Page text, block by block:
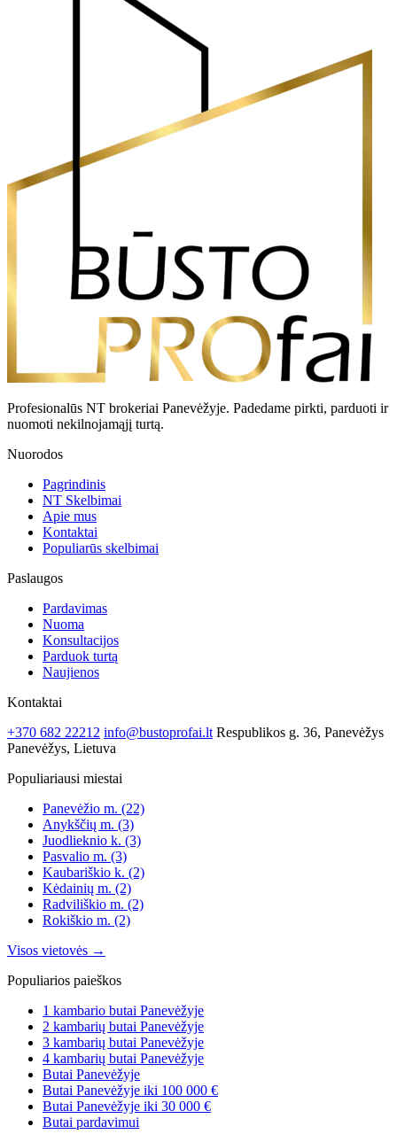
Profesionalūs NT brokeriai Panevėžyje. Padedame pirkti, parduoti ir
nuomoti nekilnojamąjį turtą.
Nuorodos
Pagrindinis
NT Skelbimai
Apie mus
Kontaktai
Populiarūs skelbimai
Paslaugos
Pardavimas
Nuoma
Konsultacijos
Parduok turtą
Naujienos
Kontaktai
+370 682 22212 info@bustoprofai.lt Respublikos g. 36, Panevėžys
Panevėžys, Lietuva
Populiariausi miestai
Panevėžio m. (22)
Anykščių m. (3)
Juodlieknio k. (3)
Pasvalio m. (3)
Kaubariškio k. (2)
Kėdainių m. (2)
Radviliškio m. (2)
Rokiškio m. (2)
Visos vietovės →
Populiarios paieškos
1 kambario butai Panevėžyje
2 kambarių butai Panevėžyje
3 kambarių butai Panevėžyje
4 kambarių butai Panevėžyje
Butai Panevėžyje
Butai Panevėžyje iki 100 000 €
Butai Panevėžyje iki 30 000 €
Butai pardavimui